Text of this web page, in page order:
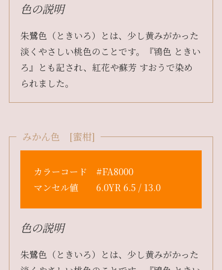
色の説明
朱鷺色（ときいろ）とは、少し黄みがかった
淡くやさしい桃色のことです。『鴇色 ときい
ろ』とも記され、紅花や蘇芳 すおうで染め
られました。
みかん色 [蜜柑]
カラーコード #FA8000
マンセル値 6.0YR 6.5 / 13.0
色の説明
朱鷺色（ときいろ）とは、少し黄みがかった